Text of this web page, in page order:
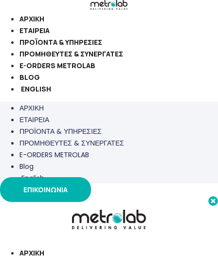
στο
περιεχόμενο
ΑΡΧΙΚΗ
ΕΤΑΙΡΕΙΑ
ΠΡΟΪΟΝΤΑ & ΥΠΗΡΕΣΙΕΣ
ΠΡΟΜΗΘΕΥΤΕΣ & ΣΥΝΕΡΓΑΤΕΣ
E-ORDERS METROLAB
BLOG
ENGLISH
ΑΡΧΙΚΗ
ΕΤΑΙΡΕΙΑ
ΠΡΟΪΟΝΤΑ & ΥΠΗΡΕΣΙΕΣ
ΠΡΟΜΗΘΕΥΤΕΣ & ΣΥΝΕΡΓΑΤΕΣ
E-ORDERS METROLAB
Blog
English
ΕΠΙΚΟΙΝΩΝΙΑ
ΑΡΧΙΚΗ